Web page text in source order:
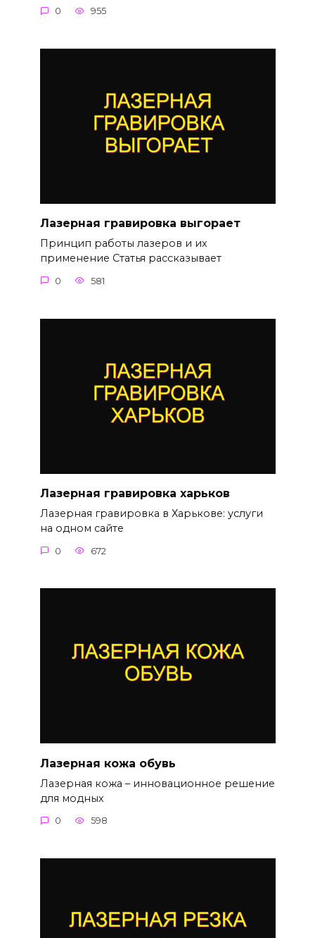
0 955
Лазерная гравировка выгорает
Принцип работы лазеров и их
применение Статья рассказывает
0 581
Лазерная гравировка харьков
Лазерная гравировка в Харькове: услуги
на одном сайте
0 672
Лазерная кожа обувь
Лазерная кожа – инновационное решение
для модных
0 598